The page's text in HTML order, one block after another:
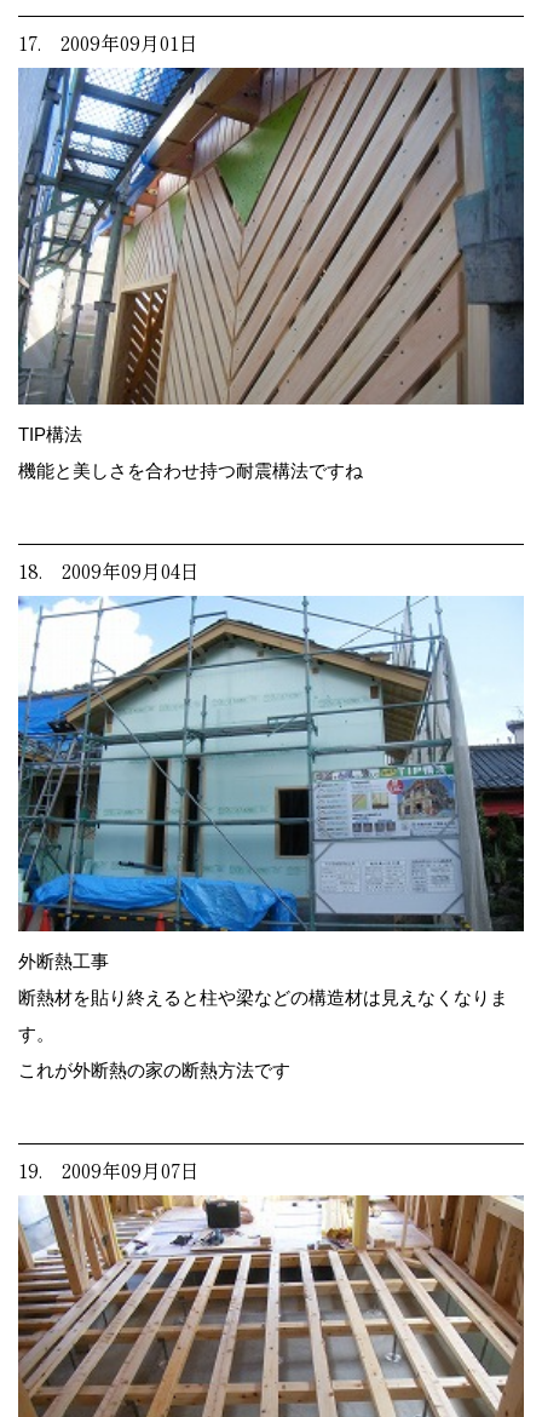
17. 2009年09月01日
TIP構法
機能と美しさを合わせ持つ耐震構法ですね
18. 2009年09月04日
外断熱工事
断熱材を貼り終えると柱や梁などの構造材は見えなくなりま
す。
これが外断熱の家の断熱方法です
19. 2009年09月07日